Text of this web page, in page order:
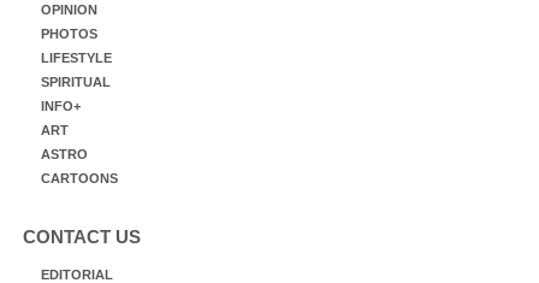
OPINION
PHOTOS
LIFESTYLE
SPIRITUAL
INFO+
ART
ASTRO
CARTOONS
CONTACT US
EDITORIAL